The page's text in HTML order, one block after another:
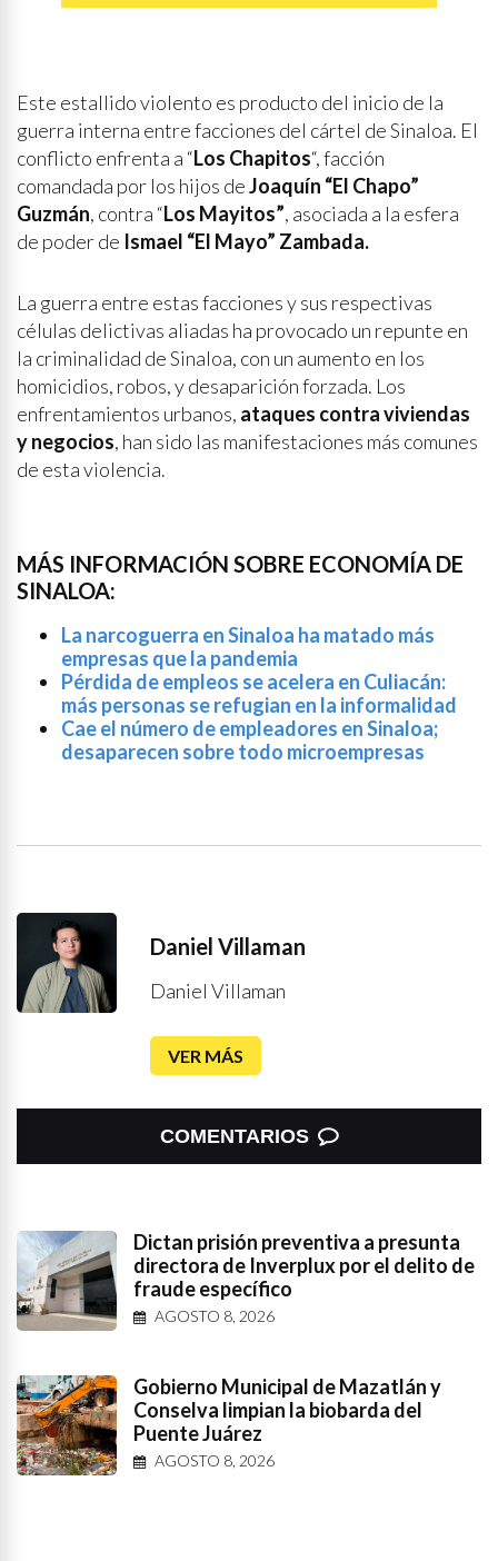
Este estallido violento es producto del inicio de la
guerra interna entre facciones del cártel de Sinaloa. El
conflicto enfrenta a “Los Chapitos“, facción
comandada por los hijos deJoaquín “El Chapo”
Guzmán, contra “Los Mayitos”, asociada a la esfera
de poder de Ismael “El Mayo” Zambada.
La guerra entre estas facciones y sus respectivas
células delictivas aliadas ha provocado un repunte en
la criminalidad de Sinaloa, con un aumento en los
homicidios, robos, y desaparición forzada. Los
enfrentamientos urbanos, ataques contra viviendas
y negocios, han sido las manifestaciones más comunes
de esta violencia.
MÁS INFORMACIÓN SOBRE ECONOMÍA DE
SINALOA:
La narcoguerra en Sinaloa ha matado más
empresas que la pandemia
Pérdida de empleos se acelera en Culiacán:
más personas se refugian en la informalidad
Cae el número de empleadores en Sinaloa;
desaparecen sobre todo microempresas
Daniel Villaman
Daniel Villaman
VER MÁS
COMENTARIOS
Dictan prisión preventiva a presunta
directora de Inverplux por el delito de
fraude específico
AGOSTO 8, 2026
Gobierno Municipal de Mazatlán y
Conselva limpian la biobarda del
Puente Juárez
AGOSTO 8, 2026